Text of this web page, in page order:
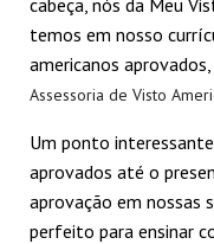
cabeça, nós da Meu
temos em nosso
americanos
Assessoria de Visto
Um ponto
aprovados até o
aprovação em nossas
perfeito para ensinar